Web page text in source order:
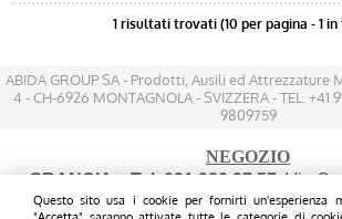
Questo sito usa i cookie per fornirti un'esperienza
1 risultati trovati (10 per pagina - 1
ABIDA GROUP SA - Prodotti, Ausili ed Attrezzature
4 - CH-6926 MONTAGNOLA - SVIZZERA - TEL. +41
9809759
NEGOZIO
GRANCIA - Tel. 091 980 97 57: Via
MONTAGNOLA - (200 mt prima